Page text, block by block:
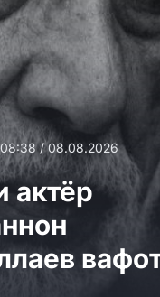
08:38 / 08.08.2026
актёр